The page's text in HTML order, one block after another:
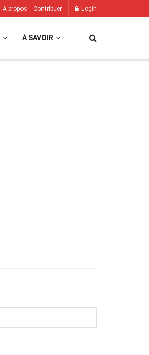
A propos Contribuer Login
À SAVOIR